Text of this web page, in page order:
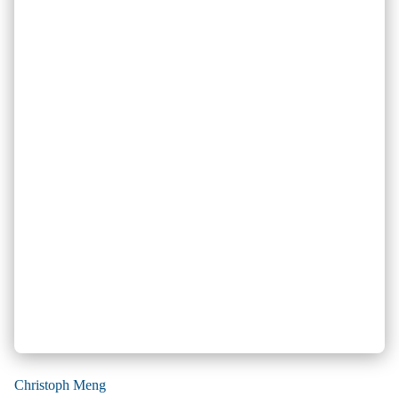
Christoph Meng